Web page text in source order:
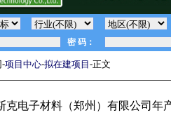
-项目中心-拟在建项目 -正文
克电子材料（郑州）有限公司年